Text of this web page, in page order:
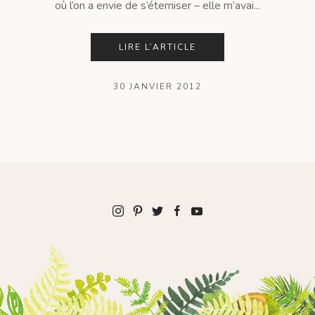
où l’on a envie de s’éterniser – elle m’avai...
LIRE L’ARTICLE
30 JANVIER 2012